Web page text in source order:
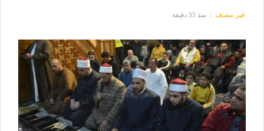
غير مصنف منذ 33 دقيقة